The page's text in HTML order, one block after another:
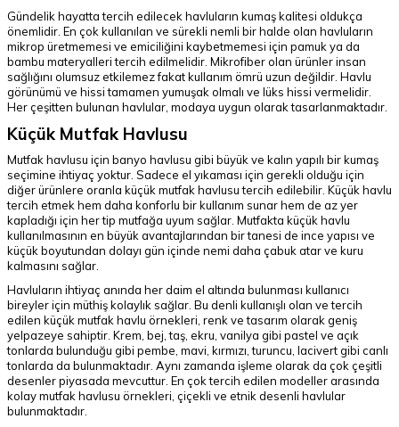
Gündelik hayatta tercih edilecek havluların kumaş kalitesi oldukça
önemlidir. En çok kullanılan ve sürekli nemli bir halde olan havluların
mikrop üretmemesi ve emiciliğini kaybetmemesi için pamuk ya da
bambu materyalleri tercih edilmelidir. Mikrofiber olan ürünler insan
sağlığını olumsuz etkilemez fakat kullanım ömrü uzun değildir. Havlu
görünümü ve hissi tamamen yumuşak olmalı ve lüks hissi vermelidir.
Her çeşitten bulunan havlular, modaya uygun olarak tasarlanmaktadır.
Küçük Mutfak Havlusu
Mutfak havlusu için banyo havlusu gibi büyük ve kalın yapılı bir kumaş
seçimine ihtiyaç yoktur. Sadece el yıkaması için gerekli olduğu için
diğer ürünlere oranla küçük mutfak havlusu tercih edilebilir. Küçük havlu
tercih etmek hem daha konforlu bir kullanım sunar hem de az yer
kapladığı için her tip mutfağa uyum sağlar. Mutfakta küçük havlu
kullanılmasının en büyük avantajlarından bir tanesi de ince yapısı ve
küçük boyutundan dolayı gün içinde nemi daha çabuk atar ve kuru
kalmasını sağlar.
Havluların ihtiyaç anında her daim el altında bulunması kullanıcı
bireyler için müthiş kolaylık sağlar. Bu denli kullanışlı olan ve tercih
edilen küçük mutfak havlu örnekleri, renk ve tasarım olarak geniş
yelpazeye sahiptir. Krem, bej, taş, ekru, vanilya gibi pastel ve açık
tonlarda bulunduğu gibi pembe, mavi, kırmızı, turuncu, lacivert gibi canlı
tonlarda da bulunmaktadır. Aynı zamanda işleme olarak da çok çeşitli
desenler piyasada mevcuttur. En çok tercih edilen modeller arasında
kolay mutfak havlusu örnekleri, çiçekli ve etnik desenli havlular
bulunmaktadır.